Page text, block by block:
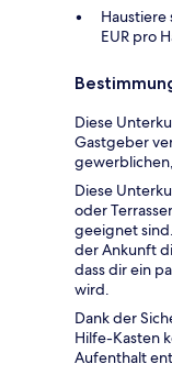
EUR pro
Diese
Gastgeber
Diese
oder
geeignet
der Ankunft
dass dir ein
wird.
Dank der
Hilfe-Kasten
Aufenthalt